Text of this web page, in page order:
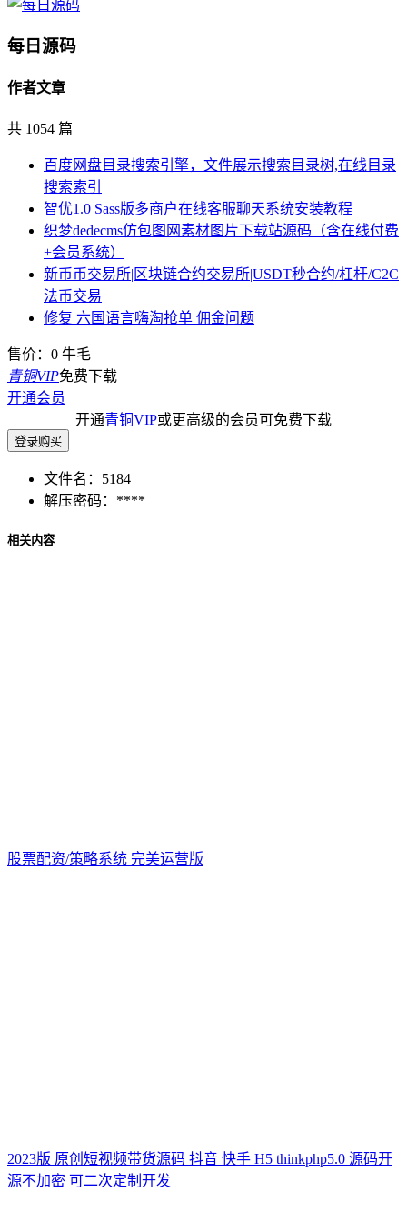
每日源码
作者文章
共 1054 篇
百度网盘目录搜索引擎，文件展示搜索目录树,在线目录
搜索索引
智优1.0 Sass版多商户在线客服聊天系统安装教程
织梦dedecms仿包图网素材图片下载站源码（含在线付费
+会员系统）
新币币交易所|区块链合约交易所|USDT秒合约/杠杆/C2C
法币交易
修复 六国语言嗨淘抢单 佣金问题
售价： 0 牛毛
青铜VIP免费下载
开通会员
开通青铜VIP或更高级的会员可免费下载
登录购买
文件名： 5184
解压密码： ****
相关内容
股票配资/策略系统 完美运营版
2023版 原创短视频带货源码 抖音 快手 H5 thinkphp5.0 源码开
源不加密 可二次定制开发